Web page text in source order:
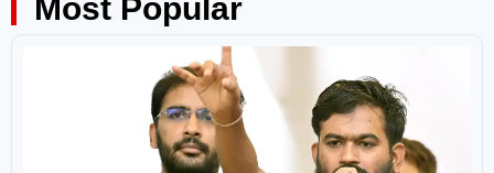
Most Popular